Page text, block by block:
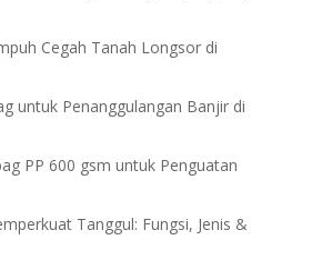
Cegah Tanah Longsor di
untuk Penanggulangan Banjir di
PP 600 gsm untuk Penguatan
Tanggul: Fungsi, Jenis &